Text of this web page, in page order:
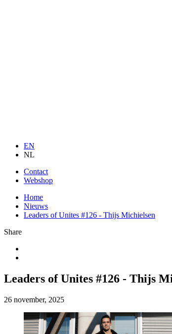
EN
NL
Contact
Webshop
Home
Nieuws
Leaders of Unites #126 - Thijs Michielsen
Share
Leaders of Unites #126 - Thijs
26 november, 2025